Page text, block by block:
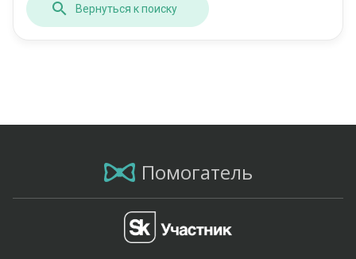
Вернуться к поиску
Помогатель